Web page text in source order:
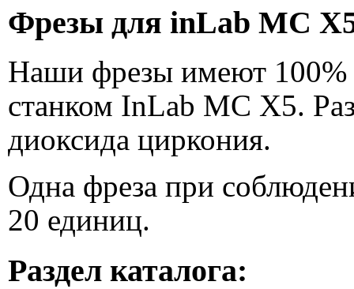
Фрезы для inLab MC
Наши фрезы имеют 100%
станком InLab MC X5.
диоксида циркония.
Одна фреза при
20 единиц.
Раздел каталога: